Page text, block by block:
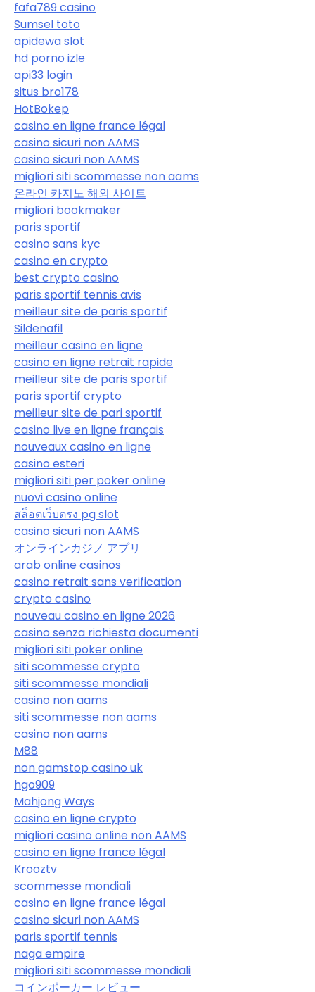
fafa789 casino
Sumsel toto
apidewa slot
hd porno izle
api33 login
situs bro178
HotBokep
casino en ligne france légal
casino sicuri non AAMS
casino sicuri non AAMS
migliori siti scommesse non aams
온라인 카지노 해외 사이트
migliori bookmaker
paris sportif
casino sans kyc
casino en crypto
best crypto casino
paris sportif tennis avis
meilleur site de paris sportif
Sildenafil
meilleur casino en ligne
casino en ligne retrait rapide
meilleur site de paris sportif
paris sportif crypto
meilleur site de pari sportif
casino live en ligne français
nouveaux casino en ligne
casino esteri
migliori siti per poker online
nuovi casino online
สล็อตเว็บตรง pg slot
casino sicuri non AAMS
オンラインカジノ アプリ
arab online casinos
casino retrait sans verification
crypto casino
nouveau casino en ligne 2026
casino senza richiesta documenti
migliori siti poker online
siti scommesse crypto
siti scommesse mondiali
casino non aams
siti scommesse non aams
casino non aams
M88
non gamstop casino uk
hgo909
Mahjong Ways
casino en ligne crypto
migliori casino online non AAMS
casino en ligne france légal
Krooztv
scommesse mondiali
casino en ligne france légal
casino sicuri non AAMS
paris sportif tennis
naga empire
migliori siti scommesse mondiali
コインポーカー レビュー